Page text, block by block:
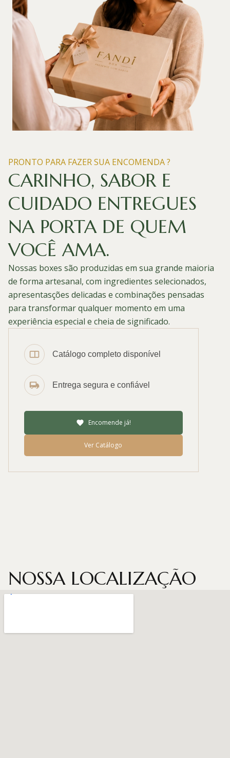
PRONTO PARA FAZER SUA ENCOMENDA ?
CARINHO, SABOR E
CUIDADO ENTREGUES
NA PORTA DE QUEM
VOCÊ AMA.
Nossas boxes são produzidas em sua grande maioria
de forma artesanal, com ingredientes selecionados,
apresentasções delicadas e combinações pensadas
para transformar qualquer momento em uma
experiência especial e cheia de significado.
Catálogo completo disponível
Entrega segura e confiável
Encomende já!
Ver Catálogo
NOSSA LOCALIZAÇÃO